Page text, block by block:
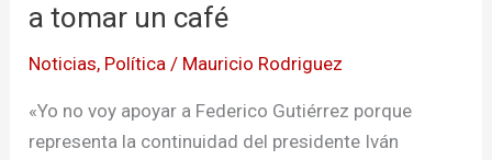
a tomar un café
Noticias, Política / Mauricio Rodriguez
«Yo no voy apoyar a Federico Gutiérrez porque
representa la continuidad del presidente Iván
Federico
Gutiérrez,